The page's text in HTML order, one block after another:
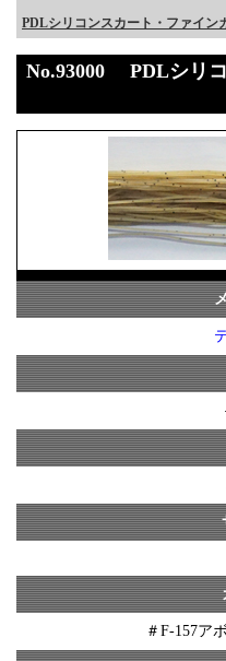
PDLシリコンスカート・ファイン
No.93000 PDLシリ
＃F-157ア